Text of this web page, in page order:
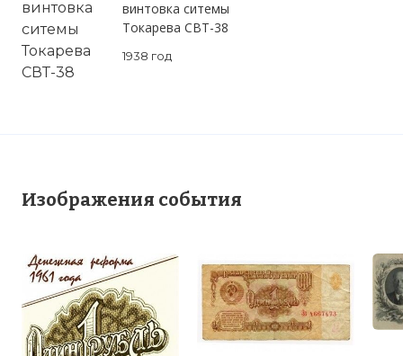
винтовка ситемы
Токарева СВТ-38
1938 год
Изображения события